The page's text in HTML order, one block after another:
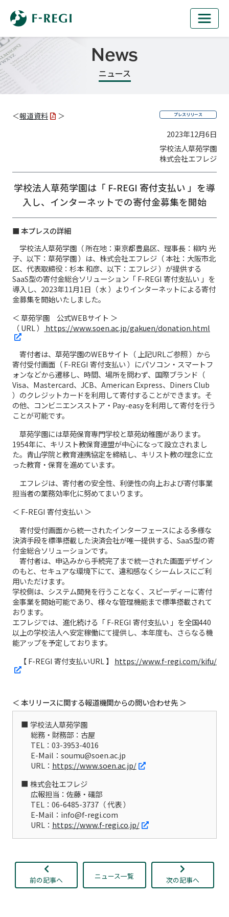
News
ニュース
＜報道資料 ＞ プレスリリース
2023年12月6日
学校法人草苑学園
株式会社エフレジ
学校法人草苑学園は「 F-REGI 寄付支払い 」を導
入し、 インターネットでの寄付金募集を開始
■ 本プレスの詳細
学校法人草苑学園（ 所在地：東京都豊島区、理事長：柳内 光
子、以下：草苑学園 ）は、株式会社エフレジ（ 本社：大阪市北
区、代表取締役：杉本 和彦、以下：エフレジ ）が提供する
SaaS型の寄付金総合ソリューション「 F-REGI 寄付支払い 」を
導入し、2023年11月1日（ 水 ）よりインターネットによる寄付
金募集を開始いたしました。
＜ 草苑学園 公式WEBサイト ＞
（ URL ）
https://www.soen.ac.jp/gakuen/donation.html
寄付者は、草苑学園のWEBサイト（ 上記URLご参照 ）から
寄付受付画面（ F-REGI 寄付支払い ）にパソコン・スマートフ
ォンなどから遷移し、時間、場所を問わず、国際ブランド（
Visa、Mastercard、JCB、American Express、Diners Club
）のクレジットカードを利用して寄付することができます。そ
の他、コンビニエンスストア・Pay-easyを利用して寄付を行う
ことが可能です。
草苑学園には草苑保育専門学校と草苑幼稚園があります。
1954年に、キリスト教保育連盟が中心になって設立されまし
た。青山学院と教育連携協定を締結し、キリスト教の理念に立
った教育・保育を進めています。
エフレジは、寄付者の安全性、利便性の向上および寄付事業
担当者の業務効率化に努めてまいります。
＜ F-REGI 寄付支払い ＞
寄付受付画面から統一されたインターフェースによる多様な
決済手段を標準搭載した決済会社が唯一提供する、SaaS型の寄
付金総合ソリューションです。
寄付者は、申込みから手続完了まで統一された画面デザイン
のもと、セキュアな環境下にて、違和感なくシームレスにご利
用いただけます。
学校側は、システム開発を行うことなく、スピーディーに寄付
金事業を開始可能であり、様々な管理機能まで標準搭載されて
おります。
エフレジでは、進化続ける「 F-REGI 寄付支払い 」を全国440
以上の学校法人へ安定稼働にて提供し、本年度も、さらなる機
能アップを予定しております。
【 F-REGI 寄付支払いURL 】 https://www.f-regi.com/kifu/
＜ 本リリースに関する報道機関からの問い合わせ先 ＞
学校法人草苑学園
総務・財務部：古屋
TEL：03-3953-4016
E-Mail：soumu@soen.ac.jp
URL： https://www.soen.ac.jp/
株式会社エフレジ
広報担当：佐藤・礒部
TEL：06-6485-3737（ 代表 ）
E-Mail：info@f-regi.com
URL： https://www.f-regi.co.jp/
前の記事へ ニュース一覧 次の記事へ